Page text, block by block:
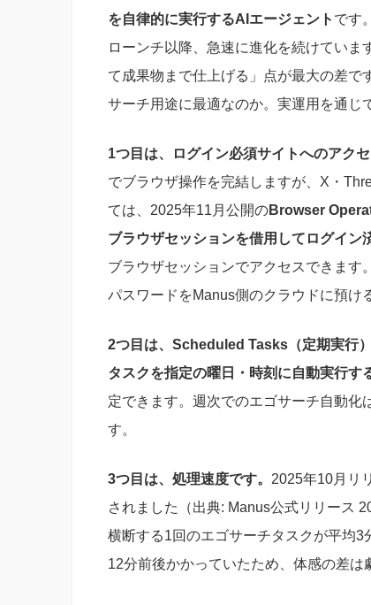
を自律的に実行するAIエージェント です
ローンチ以降、急速に進化を続けてい
て成果物まで仕上げる」点が最大の差で
サーチ用途に最適なのか。実運用を通じ
1つ目は、ログイン必須サイトへのアクセ
でブラウザ操作を完結しますが、X・
ては、2025年11月公開のBrowser
ブラウザセッションを借用してログイン
ブラウザセッションでアクセスできます
パスワードをManus側のクラウドに預け
2つ目は、Scheduled Tasks（定期実行
タスクを指定の曜日・時刻に自動実行す
定できます。週次でのエゴサーチ自動化
す。
3つ目は、処理速度です。 2025年10月リ
されました（出典: Manus公式リリース
横断する1回のエゴサーチタスクが平均3
12分前後かかっていたため、体感の差は